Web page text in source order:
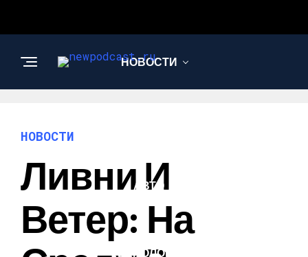
НОВОСТИ
АВТО
ТЕХНОЛОГИИ
НОВОСТИ
Ливни И
Ветер: На